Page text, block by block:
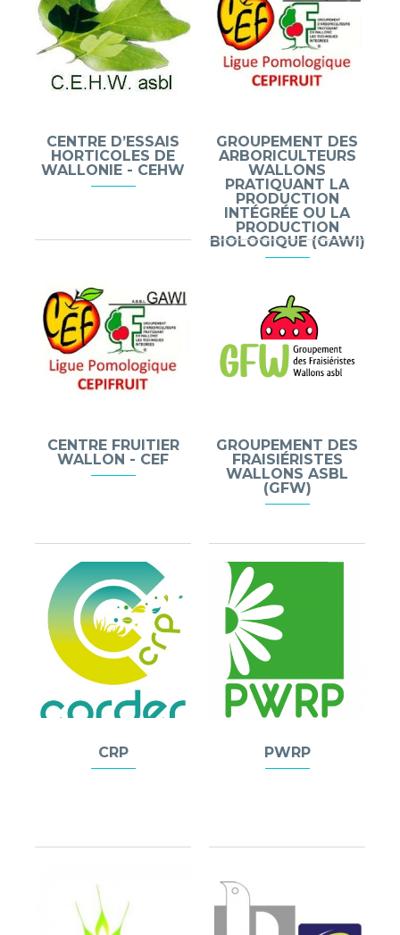
CENTRE D’ESSAIS
HORTICOLES DE
WALLONIE - CEHW
GROUPEMENT DES
ARBORICULTEURS
WALLONS
PRATIQUANT LA
PRODUCTION
INTÉGRÉE OU LA
PRODUCTION
BIOLOGIQUE (GAWI)
CENTRE FRUITIER
WALLON - CEF
GROUPEMENT DES
FRAISIÉRISTES
WALLONS ASBL
(GFW)
CRP PWRP